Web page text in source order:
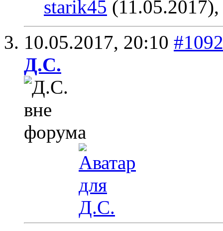
starik45
10.05.2017, 20:10 #1092
Д.С.